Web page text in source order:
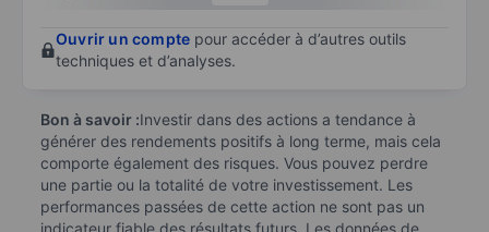
Ouvrir un compte pour accéder à d’autres outils
techniques et d’analyses.
Bon à savoir :Investir dans des actions a tendance à
générer des rendements positifs à long terme, mais cela
comporte également des risques. Vous pouvez perdre
une partie ou la totalité de votre investissement. Les
performances passées de cette action ne sont pas un
indicateur fiable des résultats futurs. Les données de